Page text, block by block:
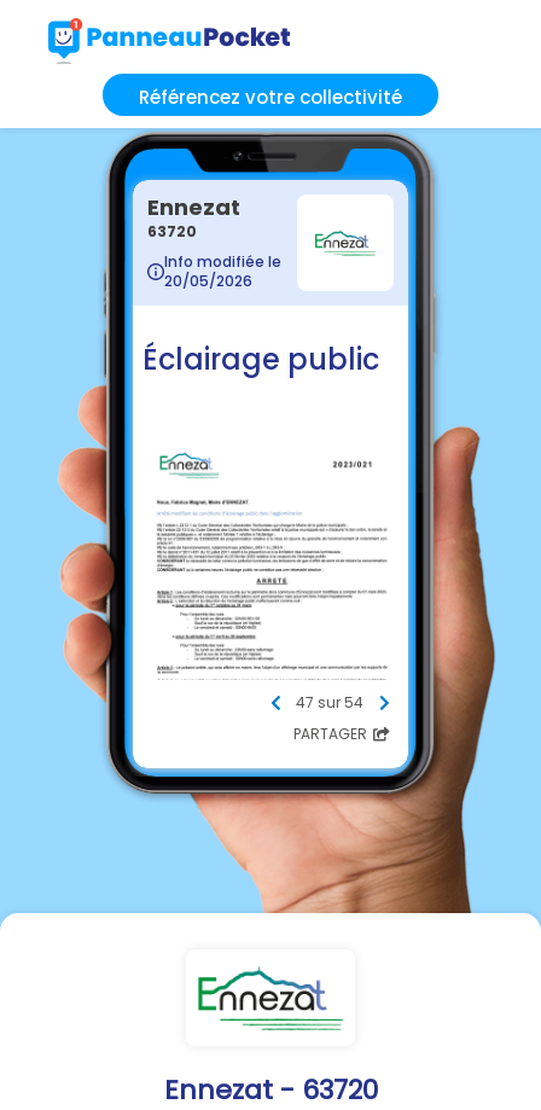
Référencez votre collectivité
Ennezat - 63720
Ennezat
63720
Info modifiée le
20/05/2026
Éclairage public
47 sur 54
PARTAGER